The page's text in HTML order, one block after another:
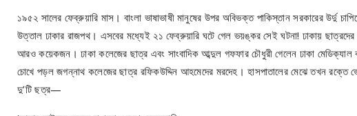
১৯৫২ সালের ফেব্রুয়ারি মাস। বাংলা ভাষাভাষী মানুষের উপর অবিভক্ত পাকিস্তান সরকারের উর্দু
উত্তাল ঢাকার রাজপথ। এসবের মধ্যেই ২১ ফেব্রুয়ারি ঘটে গেল ভয়ঙ্কর সেই ঘটনা! ঢাকায়
আরও কয়েকজন। ঢাকা কলেজের ছাত্র এবং সাংবাদিক আব্দুল গফফার চৌধুরী গেলেন ঢাকা
চোখে পড়ল জগন্নাথ কলেজের ছাত্র রফিকউদ্দিন আহমেদের মরদেহ। হাসপাতালের মেঝে তখন রক্তে
দু’টি ছত্র—